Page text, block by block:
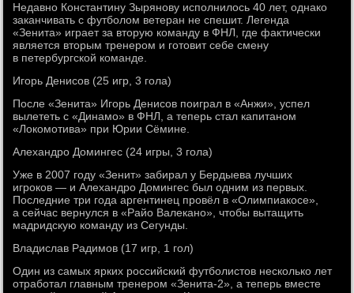
Недавно Константину Зырянову исполнилось 40 лет, однако
заканчивать с футболом ветеран не спешит. Легенда
«Зенита» играет за вторую команду в ФНЛ, где фактически
является вторым тренером и готовит себе смену
в петербургской команде.
Игорь Денисов (25 игр, 3 гола)
После «Зенита» Игорь Денисов поиграл в «Анжи», успел
вылететь с «Динамо» в ФНЛ, а теперь стал капитаном
«Локомотива» при Юрии Сёмине.
Алехандро Домингес (24 игры, 3 гола)
Уже в 2007 году «Зенит» забирал у Бердыева лучших
игроков — и Алехандро Домингес был одним из первых.
Последние три года аргентинец провёл в «Олимпиакосе»,
а сейчас вернулся в «Райо Валекано», чтобы вытащить
мадридскую команду из Сегунды.
Владислав Радимов (17 игр, 1 гол)
Один из самых ярких российский футболистов несколько лет
отработал главным тренером «Зенита-2», а теперь вместе